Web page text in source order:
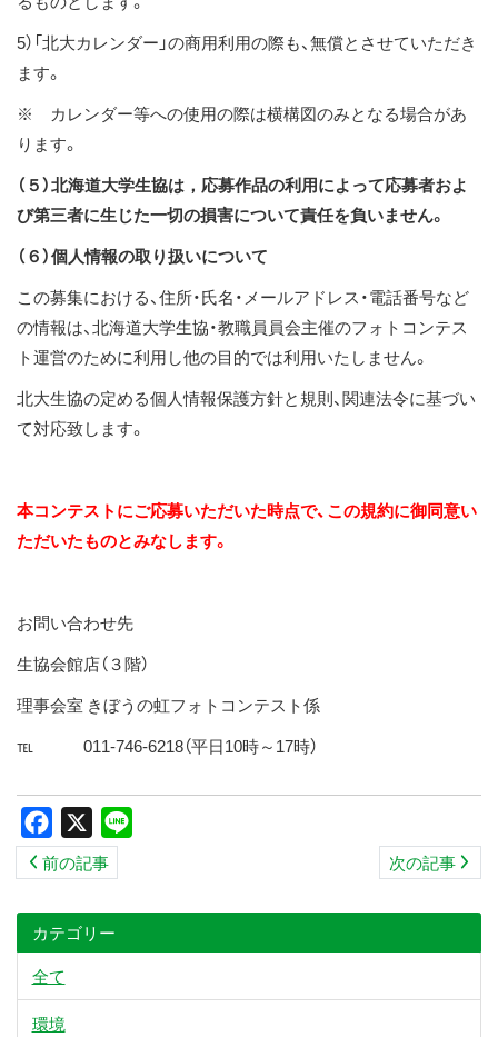
5）「北大カレンダー」の商用利用の際も、無償とさせていただき
ます。
※ カレンダー等への使用の際は横構図のみとなる場合があ
ります。
（５）北海道大学生協は，応募作品の利用によって応募者およ
び第三者に生じた一切の損害について責任を負いません。
（６）個人情報の取り扱いについて
この募集における、住所・氏名・メールアドレス・電話番号など
の情報は、北海道大学生協・教職員員会主催のフォトコンテス
ト運営のために利用し他の目的では利用いたしません。
北大生協の定める個人情報保護方針と規則、関連法令に基づい
て対応致します。
本コンテストにご応募いただいた時点で、この規約に御同意い
ただいたものとみなします。
お問い合わせ先
生協会館店（３階）
理事会室 きぼうの虹フォトコンテスト係
℡ 011-746-6218（平日10時～17時）
Facebook
前の記事 次の記事
カテゴリー
全て
環境